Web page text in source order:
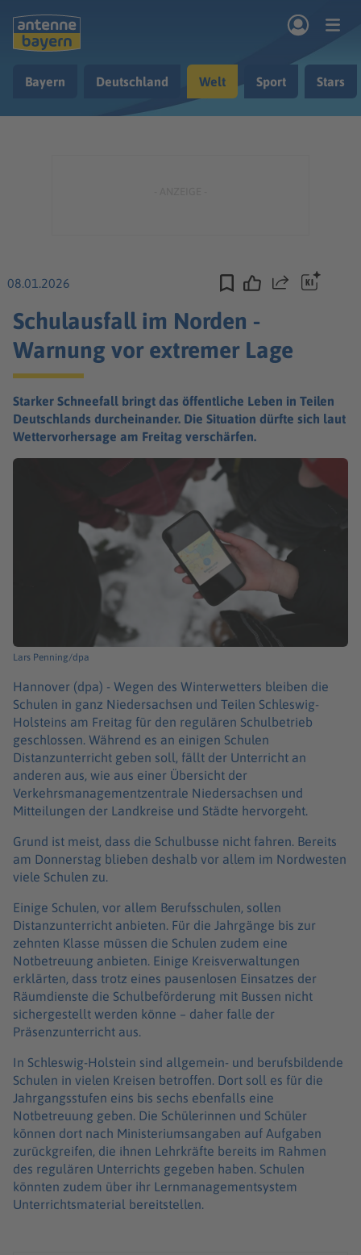
Nachrichten
Bayern Deutschland Welt Sport Stars
08.01.2026 Teilen
Schulausfall im Norden -
Warnung vor extremer Lage
Starker Schneefall bringt das öffentliche Leben in Teilen
Deutschlands durcheinander. Die Situation dürfte sich laut
Wettervorhersage am Freitag verschärfen.
Lars Penning/dpa
Hannover (dpa) - Wegen des Winterwetters bleiben die
Schulen in ganz Niedersachsen und Teilen Schleswig-
Holsteins am Freitag für den regulären Schulbetrieb
geschlossen. Während es an einigen Schulen
Distanzunterricht geben soll, fällt der Unterricht an
anderen aus, wie aus einer Übersicht der
Verkehrsmanagementzentrale Niedersachsen und
Mitteilungen der Landkreise und Städte hervorgeht.
Grund ist meist, dass die Schulbusse nicht fahren. Bereits
am Donnerstag blieben deshalb vor allem im Nordwesten
viele Schulen zu.
Einige Schulen, vor allem Berufsschulen, sollen
Distanzunterricht anbieten. Für die Jahrgänge bis zur
zehnten Klasse müssen die Schulen zudem eine
Notbetreuung anbieten. Einige Kreisverwaltungen
erklärten, dass trotz eines pausenlosen Einsatzes der
Räumdienste die Schulbeförderung mit Bussen nicht
sichergestellt werden könne – daher falle der
Präsenzunterricht aus.
In Schleswig-Holstein sind allgemein- und berufsbildende
Schulen in vielen Kreisen betroffen. Dort soll es für die
Jahrgangsstufen eins bis sechs ebenfalls eine
Notbetreuung geben. Die Schülerinnen und Schüler
können dort nach Ministeriumsangaben auf Aufgaben
zurückgreifen, die ihnen Lehrkräfte bereits im Rahmen
des regulären Unterrichts gegeben haben. Schulen
könnten zudem über ihr Lernmanagementsystem
Unterrichtsmaterial bereitstellen.